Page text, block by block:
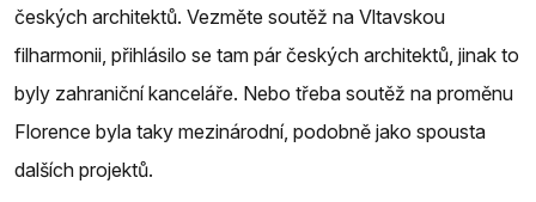
českých architektů. Vezměte soutěž na Vltavskou
filharmonii, přihlásilo se tam pár českých architektů, jinak to
byly zahraniční kanceláře. Nebo třeba soutěž na proměnu
Florence byla taky mezinárodní, podobně jako spousta
dalších projektů.